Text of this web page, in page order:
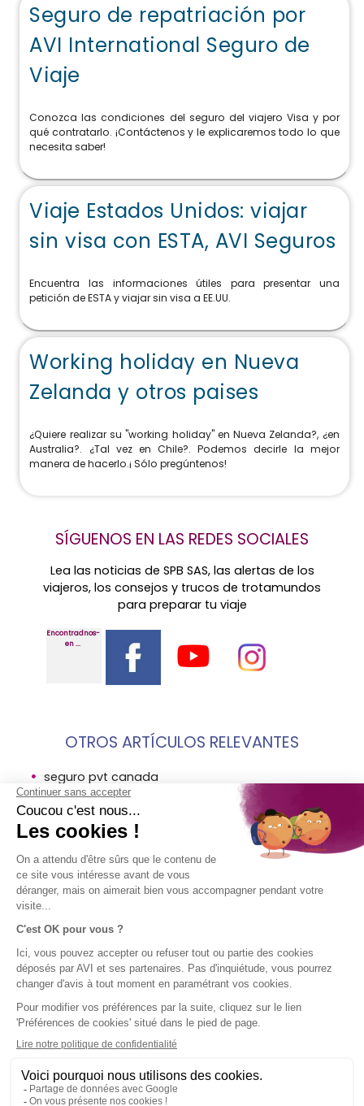
Seguro de repatriación por
AVI International Seguro de
Viaje
Conozca las condiciones del seguro del viajero Visa y por
qué contratarlo. ¡Contáctenos y le explicaremos todo lo que
necesita saber!
Viaje Estados Unidos: viajar
sin visa con ESTA, AVI Seguros
Encuentra las informaciones útiles para presentar una
petición de ESTA y viajar sin visa a EE.UU.
Working holiday en Nueva
Zelanda y otros paises
¿Quiere realizar su "working holiday" en Nueva Zelanda?, ¿en
Australia?. ¿Tal vez en Chile?. Podemos decirle la mejor
manera de hacerlo.¡ Sólo pregúntenos!
SÍGUENOS EN LAS REDES SOCIALES
Lea las noticias de SPB SAS, las alertas de los
viajeros, los consejos y trucos de trotamundos
para preparar tu viaje
Encontradnos-
en ...
OTROS ARTÍCULOS RELEVANTES
seguro pvt canada
whv pvt en argentina con el seguro de viaje avi
viaje pvt working holiday
AVISO
Aviso legal
Condiciones
generales de
Uso de
cookies
Mapa del
International
Política de
EMPRESA
AVI en breve
ACCESO
Contacto
Ayuda
¡SÍGUENOS!